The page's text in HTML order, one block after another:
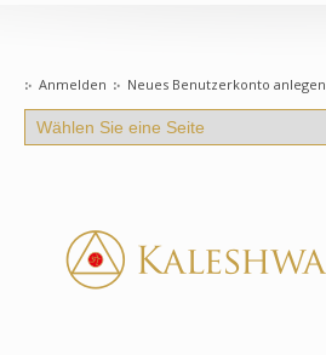
Anmelden Neues Benutzerkonto anlegen